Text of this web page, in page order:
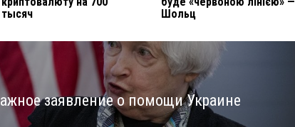
тысяч
Шольц
заявление о помощи Украине